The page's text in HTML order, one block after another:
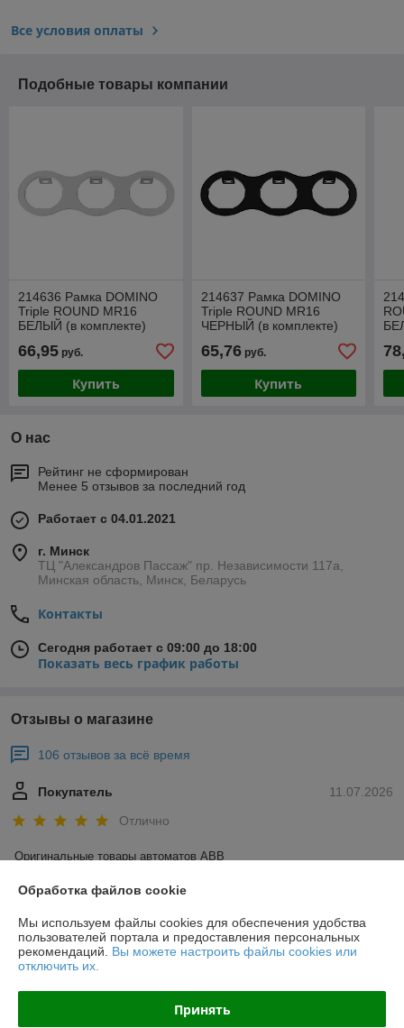
Все условия оплаты
Подобные товары компании
214636 Рамка DOMINO
Triple ROUND МR16
БЕЛЫЙ (в комплекте)
66,95 руб.
Купить
214637 Рамка DOMINO
Triple ROUND МR16
ЧЕРНЫЙ (в комплекте)
65,76руб.
Купить
О нас
Рейтинг не сформирован
Менее 5 отзывов за последний год
Работает с 04.01.2021
г. Минск
ТЦ "Александров Пассаж" пр. Независимости 117а,
Минская область, Минск, Беларусь
Контакты
Сегодня работает с 09:00 до 18:00
Показать весь график работы
Отзывы о магазине
106 отзывов за всё время
11.07.2026
Покупатель
Отлично
Оригинальные товары автоматов ABB
Отлично
Обработка файлов cookie
Мы используем файлы cookies для обеспечения удобства
пользователей портала и предоставления персональных
рекомендаций. Вы можете настроить файлы cookies или
отключить их.
Принять